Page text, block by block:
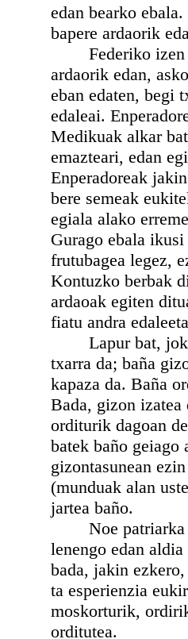
edan bearko
bapere ardaorik
Federiko izen
ardaorik edan,
eban edaten, begi
edaleai.
Medikuak alkar
emazteari, edan
Enperadoreak
bere semeak
egiala alako
Gurago ebala ikusi
frutubagea legez,
Kontuzko berbak
ardaoak egiten
fiatu andra
Lapur bat,
txarra da; baña
kapaza da. Baña
Bada, gizon izatea
orditurik dagoan
batek baño
gizontasunean
(munduak alan
jartea baño.
Noe patriarka
lenengo edan
bada, jakin
ta esperienzia
moskorturik,
orditutea.